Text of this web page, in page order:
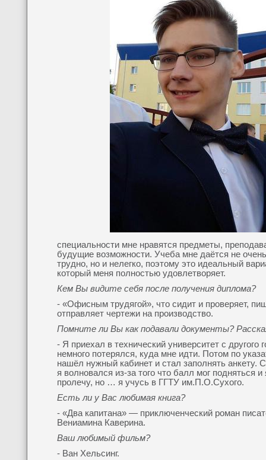
специальности мне нравятся предметы,
будущие возможности. Учеба мне даётся не очень
трудно, но и нелегко, поэтому это идеальный
который меня полностью удовлетворяет.
Кем Вы видите себя после получения диплома?
- «Офисным трудягой», что сидит и проверяет,
отправляет чертежи на производство.
Помните ли Вы как подавали документы?
- Я приехал в технический университет с другого
немного потерялся, куда мне идти. Потом по
нашёл нужный кабинет и стал заполнять анкету.
я волновался из-за того что балл мог подняться и
пролечу, но … я учусь в ГГТУ им.П.О.Сухого.
Есть ли у Вас любимая книга?
- «Два капитана» — приключенческий роман
Вениамина Каверина.
Ваш любимый фильм?
- Ван Хельсинг.